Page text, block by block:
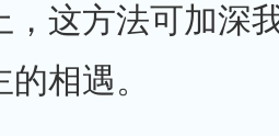
，这方法可加深
相遇。